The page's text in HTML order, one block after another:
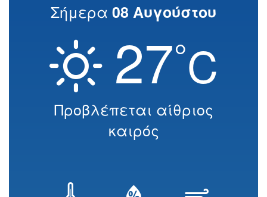
Σήμερα 08 Αυγούστου
27°C
Προβλέπεται αίθριος
καιρός